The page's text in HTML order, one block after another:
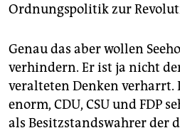
Ordnungspolitik zur
Genau das aber wollen
verhindern. Er ist ja nicht
veralteten Denken verharrt.
enorm, CDU, CSU und FDP
als Besitzstandswahrer der